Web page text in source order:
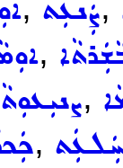
ܨܲܢܥܲܬ
,
,
, ܚܲܠܥܲܬ